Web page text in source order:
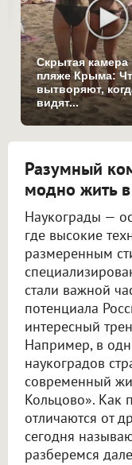
Скрытая камера
пляже Крыма:
вытворяют,
видят...
Разумный
модно жить
Наукограды —
где высокие
размеренным
стали важной
потенциала
интересный
Например, в
наукоградов
современный
Кольцово». Как
отличаются от
сегодня
разберемся